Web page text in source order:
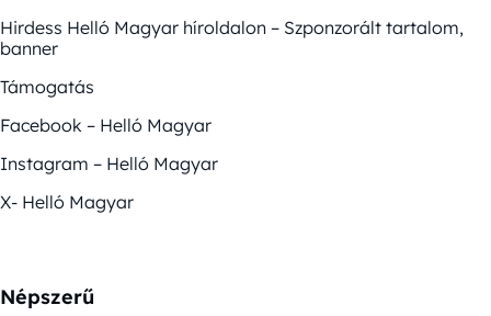
Hirdess Helló Magyar híroldalon – Szponzorált tartalom,
banner
Támogatás
Facebook – Helló Magyar
Instagram – Helló Magyar
X- Helló Magyar
Népszerű